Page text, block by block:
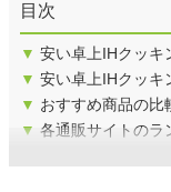
目次
▼ 安い卓上IHクッキ
▼ 安い卓上IHクッキ
▼ おすすめ商品の比
▼ 各通販サイトのラ